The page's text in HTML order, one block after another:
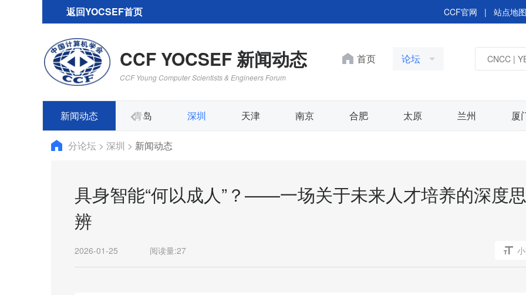
返回YOCSEF首页 CCF官网 | 站点地图
CCF YOCSEF 新闻动态
CCF Young Computer Scientists & Engineers Forum
首页 论坛
新闻动态
西安 青岛 深圳 天津 南京 合肥 太原 兰州 厦
分论坛 > 深圳 > 新闻动态
具身智能“何以成人”？——一场关于未来人才培养的深度思
辨
2026-01-25 阅读量:27
YOCSEF深圳举办 “新一